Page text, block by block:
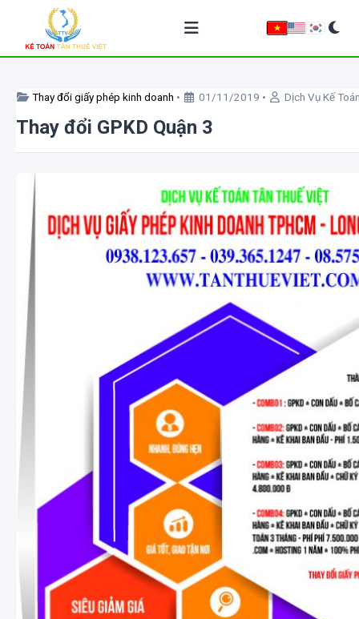
Dịch vụ kế toán
Giải thể doanh nghiệp
Chữ ký số
Hóa đơn điện tử
BẢNG GIÁ
Thay đổi giấy phép kinh doanh • 01/11/2019 • Dịch Vụ Kế
Thay đổi GPKD Quận 3